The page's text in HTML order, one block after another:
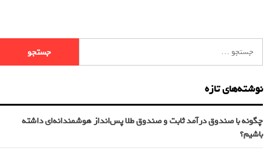
نوشته‌های تازه
چگونه با صندوق درآمد ثابت و صندوق طلا پس‌انداز هوشمندانه‌ای داشته
باشیم؟